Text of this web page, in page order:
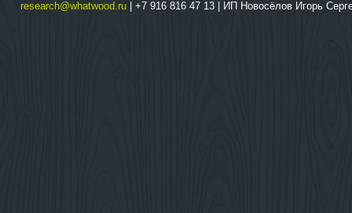
research@whatwood.ru | +7 916 816 47 13 | ИП Новосёлов Игорь